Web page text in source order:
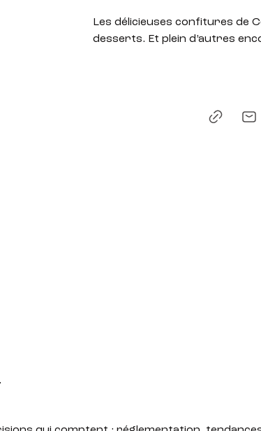
Les délicieuses confitures de
desserts. Et plein d’autres